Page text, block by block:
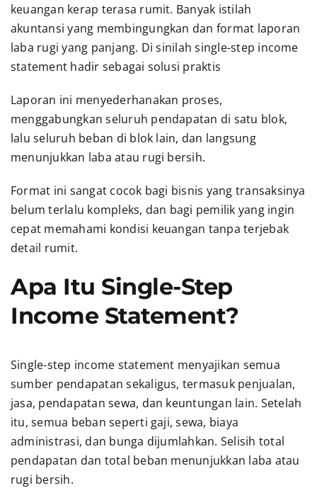
keuangan kerap terasa rumit. Banyak istilah
akuntansi yang membingungkan dan format laporan
laba rugi yang panjang. Di sinilah single-step income
statement hadir sebagai solusi praktis
Laporan ini menyederhanakan proses,
menggabungkan seluruh pendapatan di satu blok,
lalu seluruh beban di blok lain, dan langsung
menunjukkan laba atau rugi bersih.
Format ini sangat cocok bagi bisnis yang transaksinya
belum terlalu kompleks, dan bagi pemilik yang ingin
cepat memahami kondisi keuangan tanpa terjebak
detail rumit.
Apa Itu Single-Step
Income Statement?
Single-step income statement menyajikan semua
sumber pendapatan sekaligus, termasuk penjualan,
jasa, pendapatan sewa, dan keuntungan lain. Setelah
itu, semua beban seperti gaji, sewa, biaya
administrasi, dan bunga dijumlahkan. Selisih total
pendapatan dan total beban menunjukkan laba atau
rugi bersih.